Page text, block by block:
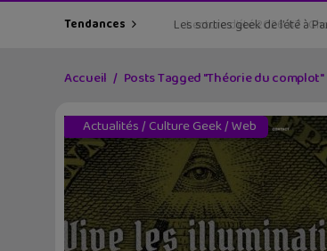
Tendances Les sorties geek de l’été à
Accueil Posts Tagged "Théorie du complot"
Actualités/ Culture Geek/Web